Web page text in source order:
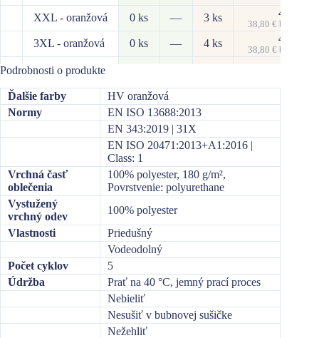
XXL - oranžová 0 ks — 3 ks 47,72
38,80 € bez DPH
3XL - oranžová 0 ks — 4 ks 47,72
38,80 € bez DPH
3XL - žltá
Podrobnosti o produkte
Ďalšie farby
HV oranžová
Normy
EN ISO 13688:2013
EN 343:2019 | 31X
EN ISO 20471:2013+A1:2016 |
Class: 1
Vrchná časť
oblečenia
100% polyester, 180 g/m²,
Povrstvenie: polyurethane
Vystužený
vrchný odev
100% polyester
Vlastnosti
Priedušný
Vodeodolný
Počet cyklov
5
Údržba
Prať na 40 °C, jemný prací proces
Nebieliť
Nesušiť v bubnovej sušičke
Nežehliť